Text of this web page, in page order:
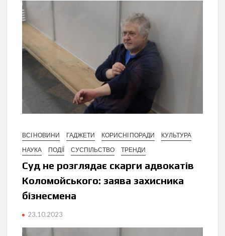
ВСІ НОВИНИ ГАДЖЕТИ КОРИСНІ ПОРАДИ
КУЛЬТУРА
НАУКА
ПОДІЇ СУСПІЛЬСТВО ТРЕНДИ
Суд не розглядає скарги адвокатів
Коломойського: заява захисника
бізнесмена
23.10.2023